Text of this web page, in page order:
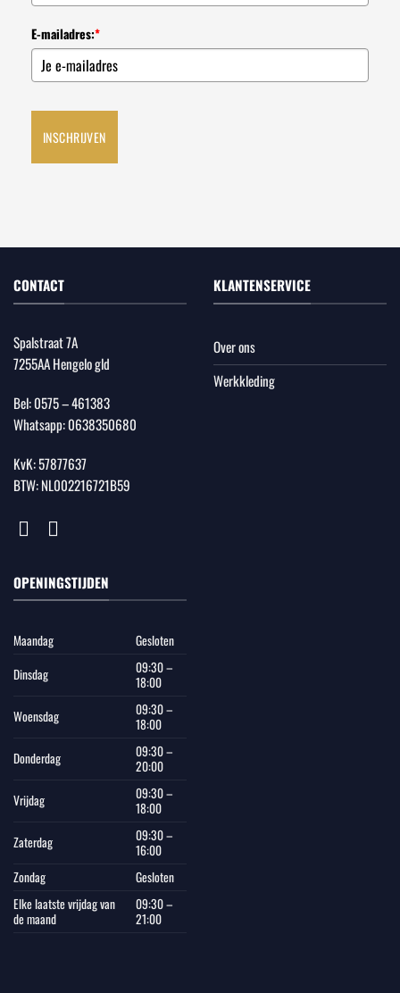
E-mailadres:*
INSCHRIJVEN
CONTACT
Spalstraat 7A
7255AA Hengelo gld
Bel:0575 – 461383
Whatsapp:0638350680
KvK: 57877637
BTW: NL002216721B59
KLANTENSERVICE
Over ons
Werkkleding
OPENINGSTIJDEN
Maandag
Gesloten
Dinsdag
09:30 –
18:00
Woensdag
09:30 –
18:00
Donderdag
09:30 –
20:00
Vrijdag
09:30 –
18:00
Zaterdag
09:30 –
16:00
Zondag
Gesloten
Elke laatste vrijdag van
de maand
09:30 –
21:00